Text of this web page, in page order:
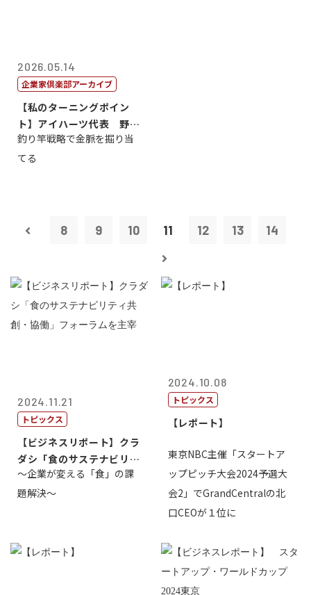
2026.05.14
企業家倶楽部アーカイブ
【私のターニングポイン
ト】アイハーツ代表 野田
憲史
釣り竿戦略で金脈を掘り当
てる
8 9 10 11 12 13 14
2024.11.21
トピックス
【ビジネスリポート】クラ
ダシ「食のサステナビリテ
ィ共創・協働...
～企業が変える「食」の課
題解決～
2024.10.08
トピックス
【レポート】
東京NBC主催「スタートア
ップピッチ大会2024予選大
会2」でGrandCentralの北
口CEOが１位に